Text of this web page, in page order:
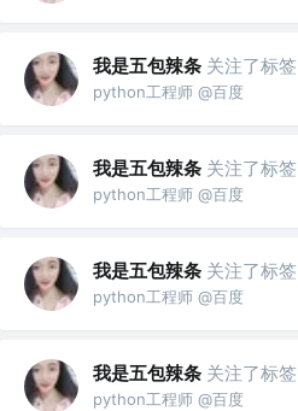
我是五包辣条 关注了标签
python工程师 @百度
我是五包辣条 关注了标签
python工程师 @百度
我是五包辣条 关注了标签
python工程师 @百度
我是五包辣条 关注了标签
python工程师 @百度